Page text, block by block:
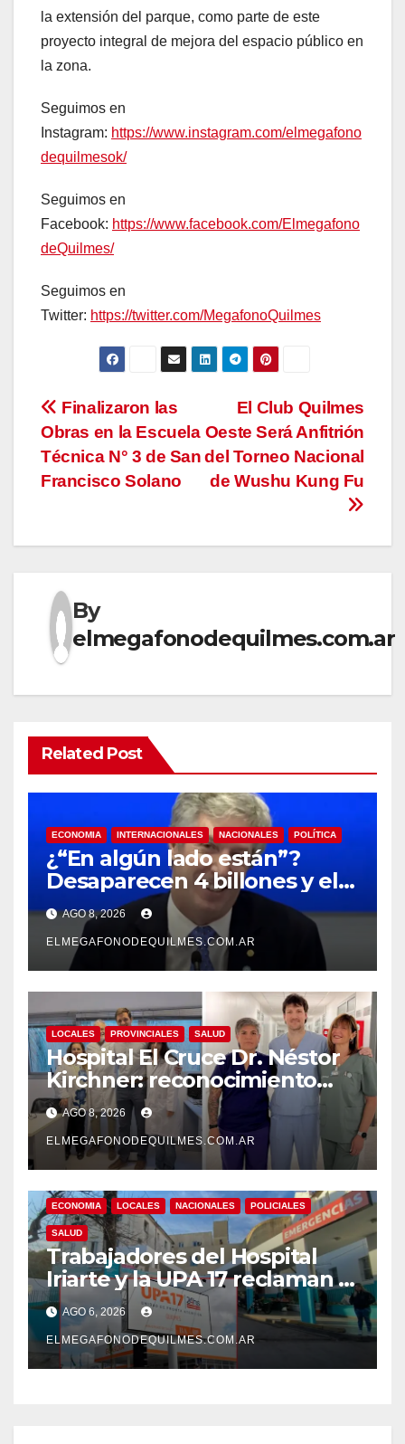
la extensión del parque, como parte de este
proyecto integral de mejora del espacio público en
la zona.
Seguimos en
Instagram: https://www.instagram.com/elmegafono
dequilmesok/
Seguimos en
Facebook: https://www.facebook.com/Elmegafono
deQuilmes/
Seguimos en
Twitter: https://twitter.com/MegafonoQuilmes
Navegación
de
entradas
El Club Quilmes
Oeste Será Anfitrión
del Torneo Nacional
de Wushu Kung Fu
Finalizaron las
Obras en la Escuela
Técnica N° 3 de San
Francisco Solano
By
elmegafonodequilmes.com.ar
Related Post
ECONOMIA INTERNACIONALES NACIONALES POLÍTICA
¿“En algún lado están”?
Desaparecen 4 billones y el
presidente del BCRA
responde con una risita
AGO 8, 2026
ELMEGAFONODEQUILMES.COM.AR
LOCALES PROVINCIALES SALUD
Hospital El Cruce Dr. Néstor
Kirchner: reconocimiento
internacional a la calidad de
su atención
AGO 8, 2026
ELMEGAFONODEQUILMES.COM.AR
ECONOMIA LOCALES NACIONALES POLICIALES
SALUD
Trabajadores del Hospital
Iriarte y la UPA 17 reclaman el
pase a planta de becarios y
mejoras laborales
AGO 6, 2026
ELMEGAFONODEQUILMES.COM.AR